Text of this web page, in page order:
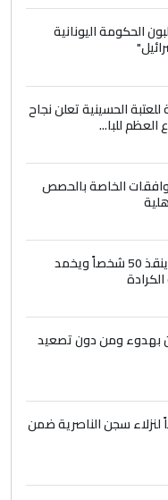
مكة للدفاع
لانضمام
5
متزوج و
بغداد أرغب في
في
العراقيين في
الحكومة اليونانية
الحسينية تعلن نجاح
الخاصة بالحصص
بغداد.. الدفاع المدني ينقذ 50 شخصاً ويخمد
بهدوء ومن دون تصعيد
سجن الناصرية ضمن